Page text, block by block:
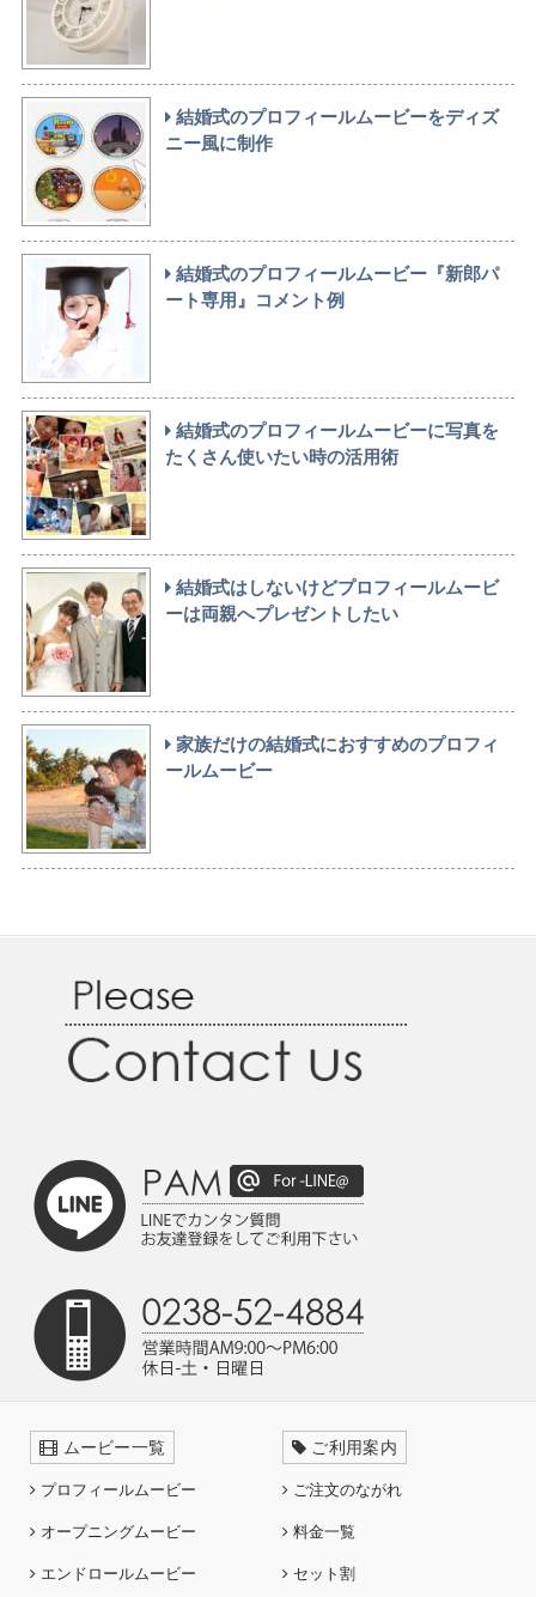
結婚式のプロフィールムービーをディズ
ニー風に制作
結婚式のプロフィールムービー『新郎パ
ート専用』コメント例
結婚式のプロフィールムービーに写真を
たくさん使いたい時の活用術
結婚式はしないけどプロフィールムービ
ーは両親へプレゼントしたい
家族だけの結婚式におすすめのプロフィ
ールムービー
ムービー一覧
プロフィールムービー
オープニングムービー
エンドロールムービー
ご利用案内
ご注文のながれ
料金一覧
セット割